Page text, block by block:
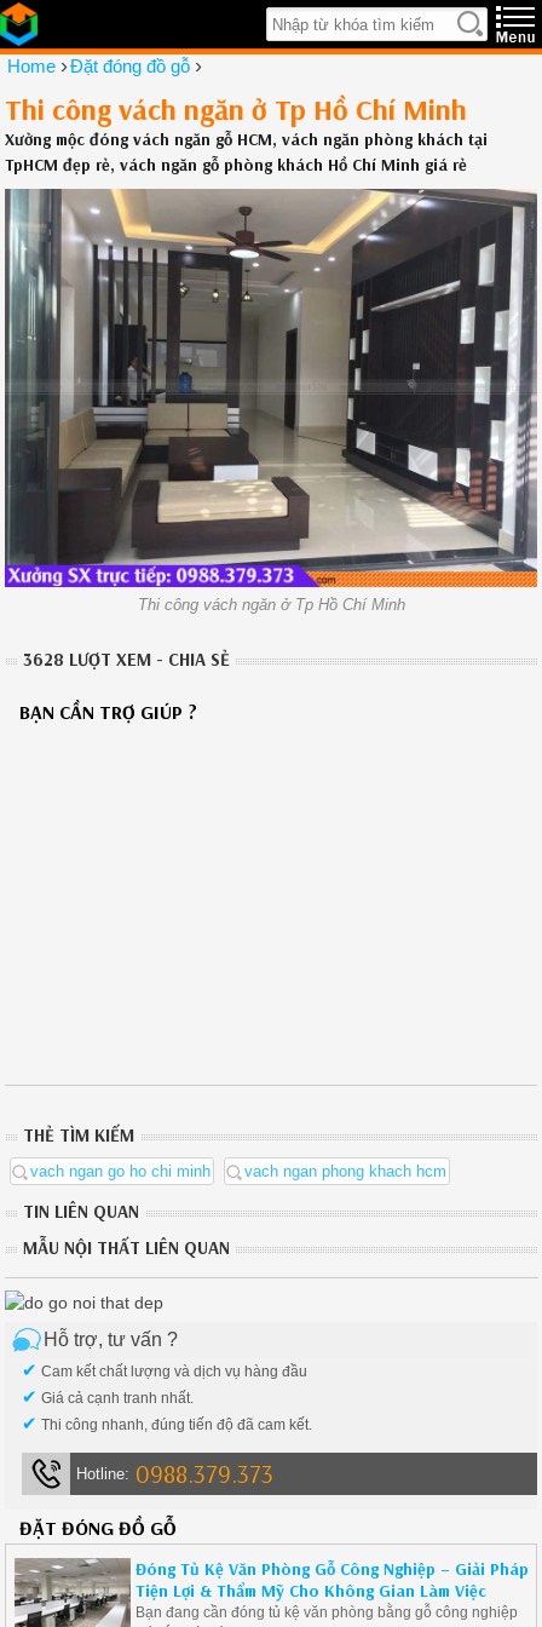
Home ›Đặt đóng đồ gỗ ›
Thi công vách ngăn ở Tp Hồ Chí Minh
Xưởng mộc đóng vách ngăn gỗ HCM, vách ngăn phòng khách tại
TpHCM đẹp rẻ, vách ngăn gỗ phòng khách Hồ Chí Minh giá rẻ
Thi công vách ngăn ở Tp Hồ Chí Minh
3628 LƯỢT XEM - CHIA SẺ
BẠN CẦN TRỢ GIÚP ?
THẺ TÌM KIẾM
vach ngan go ho chi minh vach ngan phong khach hcm
TIN LIÊN QUAN
MẪU NỘI THẤT LIÊN QUAN
Hỗ trợ, tư vấn ?
✔ Cam kết chất lượng và dịch vụ hàng đầu
✔ Giá cả cạnh tranh nhất.
✔ Thi công nhanh, đúng tiến độ đã cam kết.
Hotline: 0988.379.373
ĐẶT ĐÓNG ĐỒ GỖ
Đóng Tủ Kệ Văn Phòng Gỗ Công Nghiệp – Giải Pháp
Tiện Lợi & Thẩm Mỹ Cho Không Gian Làm Việc
Bạn đang cần đóng tủ kệ văn phòng bằng gỗ công nghiệp